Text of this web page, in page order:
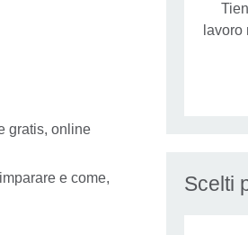
e come,
lavoro
Scelti